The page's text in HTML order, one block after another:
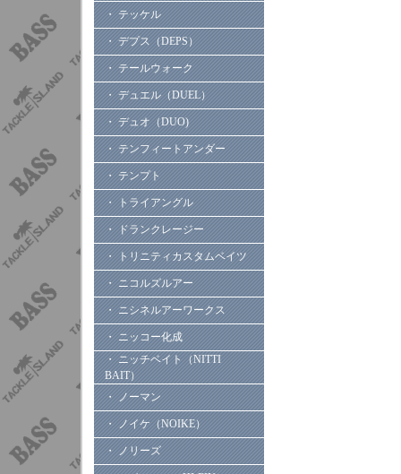
・ テッケル
・ デプス（DEPS）
・ テールウォーク
・ デュエル（DUEL）
・ デュオ（DUO)
・ テンフィートアンダー
・ テンプト
・ トライアングル
・ ドランクレージー
・ トリニティカスタムベイツ
・ ニコルズルアー
・ ニシネルアーワークス
・ ニッコー化成
・ ニッチベイト（NITTI
BAIT）
・ ノーマン
・ ノイケ（NOIKE）
・ ノリーズ